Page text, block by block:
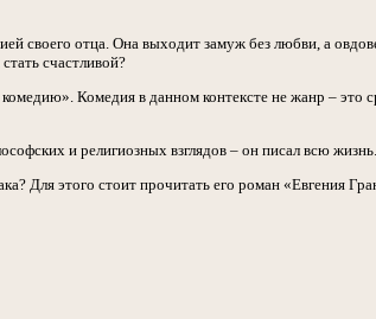
своего отца. Она выходит замуж без любви, а
счастливой?
Комедия в данном контексте не жанр – это
и религиозных взглядов – он писал всю
Для этого стоит прочитать его роман «Евгения